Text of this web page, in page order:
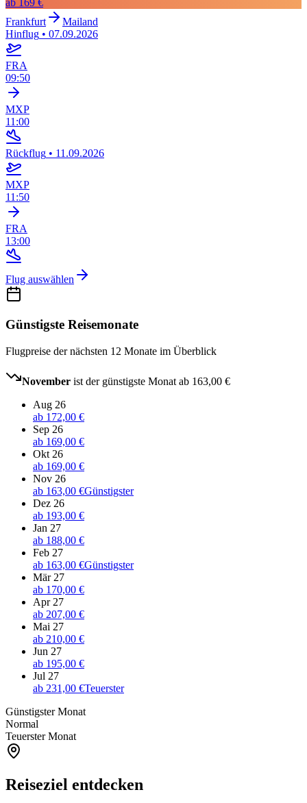
Frankfurt
Mailand
Hinflug • 07.09.2026
FRA
09:50
MXP
11:00
Rückflug • 11.09.2026
MXP
11:50
FRA
13:00
Flug auswählen
Günstigste Reisemonate
Flugpreise der nächsten 12 Monate im Überblick
November ist der günstigste Monat ab 163,00 €
Aug 26
ab 172,00 €
Sep 26
ab 169,00 €
Okt 26
ab 169,00 €
Nov 26
ab 163,00 €Günstigster
Dez 26
ab 193,00 €
Jan 27
ab 188,00 €
Feb 27
ab 163,00 €Günstigster
Mär 27
ab 170,00 €
Apr 27
ab 207,00 €
Mai 27
ab 210,00 €
Jun 27
ab 195,00 €
Jul 27
ab 231,00 €Teuerster
Günstigster Monat
Normal
Teuerster Monat
Reiseziel entdecken